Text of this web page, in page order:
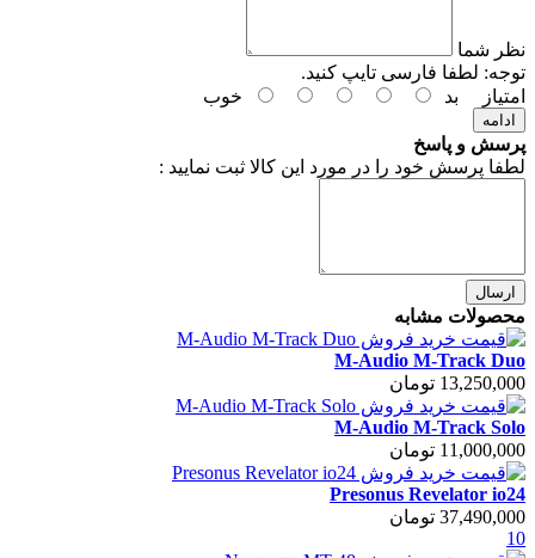
نظر شما
توجه: لطفا فارسی تایپ کنید.
امتیاز
بد خوب
ادامه
پرسش و پاسخ
لطفا پرسش خود را در مورد این کالا ثبت نمایید :
ارسال
محصولات مشابه
M-Audio M-Track Duo
13,250,000 تومان
M-Audio M-Track Solo
11,000,000 تومان
Presonus Revelator io24
37,490,000 تومان
10